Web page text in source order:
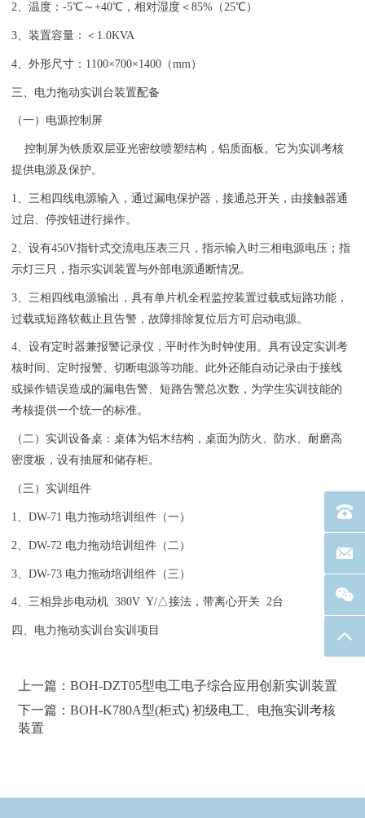
2、温度：-5℃～+40℃，相对湿度＜85%（25℃）
3、装置容量：＜1.0KVA
4、外形尺寸：1100×700×1400（mm）
三、 电力拖动实训台装置配备
（一）电源控制屏
控制屏为铁质双层亚光密纹喷塑结构，铝质面板。它为实训考核
提供电源及保护。
1、三相四线电源输入，通过漏电保护器，接通总开关，由接触器通
过启、停按钮进行操作。
2、设有450V指针式交流电压表三只，指示输入时三相电源电压；指
示灯三只，指示实训装置与外部电源通断情况。
3、三相四线电源输出，具有单片机全程监控装置过载或短路功能，
过载或短路软截止且告警，故障排除复位后方可启动电源。
4、设有定时器兼报警记录仪，平时作为时钟使用。具有设定实训考
核时间、定时报警、切断电源等功能。此外还能自动记录由于接线
或操作错误造成的漏电告警、短路告警总次数，为学生实训技能的
考核提供一个统一的标准。
（二） 实训设备桌：桌体为铝木结构，桌面为防火、防水、耐磨高
密度板，设有抽屉和储存柜。
（三）实训组件
1、DW-71 电力拖动培训组件（一）
2、DW-72 电力拖动培训组件（二）
3、DW-73 电力拖动培训组件（三）
4、三相异步电动机 380V Y/△接法，带离心开关 2台
四、 电力拖动实训台实训项目
上一篇：BOH-DZT05型电工电子综合应用创新实训装置
下一篇：BOH-K780A型(柜式) 初级电工、电拖实训考核
装置
电话
联系
返回